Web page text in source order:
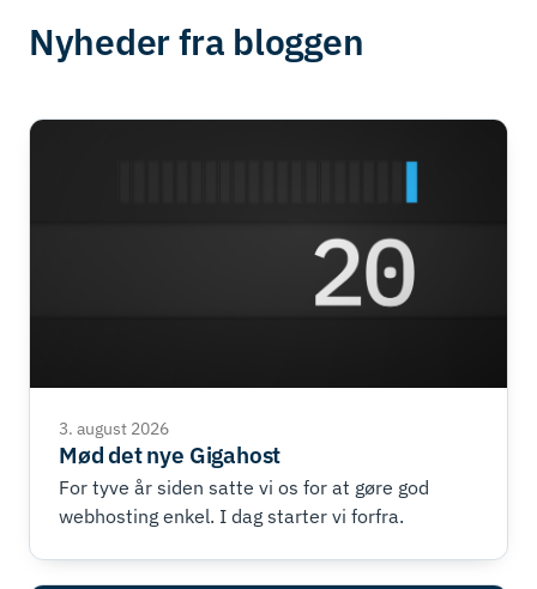
Nyheder fra bloggen
3. august 2026
Mød det nye Gigahost
For tyve år siden satte vi os for at gøre god
webhosting enkel. I dag starter vi forfra.